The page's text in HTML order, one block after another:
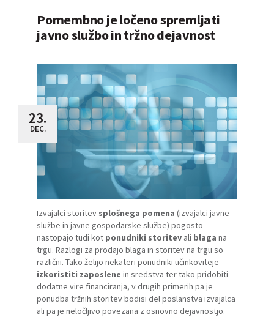
Pomembno je ločeno spremljati
javno službo in tržno dejavnost
23.
DEC.
Izvajalci storitev splošnega pomena (izvajalci javne
službe in javne gospodarske službe) pogosto
nastopajo tudi kot ponudniki storitev ali blaga na
trgu. Razlogi za prodajo blaga in storitev na trgu so
različni. Tako želijo nekateri ponudniki učinkoviteje
izkoristiti zaposlene in sredstva ter tako pridobiti
dodatne vire financiranja, v drugih primerih pa je
ponudba tržnih storitev bodisi del poslanstva izvajalca
ali pa je neločljivo povezana z osnovno dejavnostjo.